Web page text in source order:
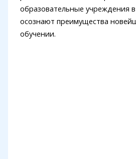
образовательные учреждения
осознают преимущества
обучении.